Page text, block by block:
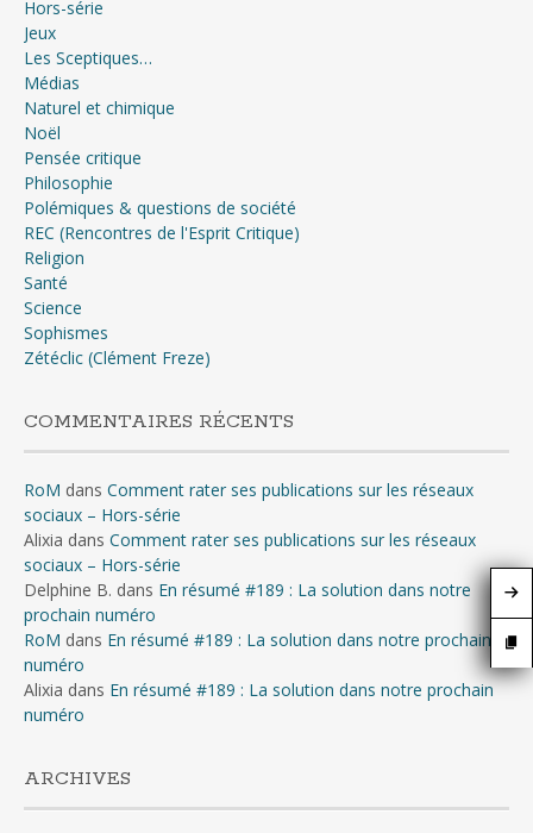
Hors-série
Jeux
Les Sceptiques…
Médias
Naturel et chimique
Noël
Pensée critique
Philosophie
Polémiques & questions de société
REC (Rencontres de l'Esprit Critique)
Religion
Santé
Science
Sophismes
Zétéclic (Clément Freze)
COMMENTAIRES RÉCENTS
RoM dans Comment rater ses publications sur les réseaux
sociaux – Hors-série
Alixia dans Comment rater ses publications sur les réseaux
sociaux – Hors-série
Delphine B. dans En résumé #189 : La solution dans notre
prochain numéro
RoM dans En résumé #189 : La solution dans notre prochain
numéro
Alixia dans En résumé #189 : La solution dans notre prochain
numéro
ARCHIVES